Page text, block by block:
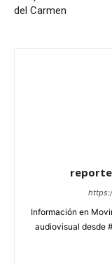
del Carmen
Información en
audiovisual desde